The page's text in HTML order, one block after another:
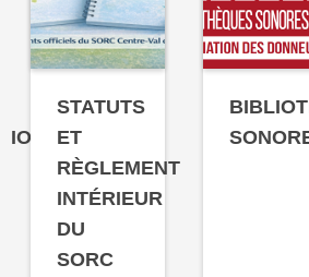
STATUTS
ET
RÈGLEMENT
INTÉRIEUR
DU
SORC